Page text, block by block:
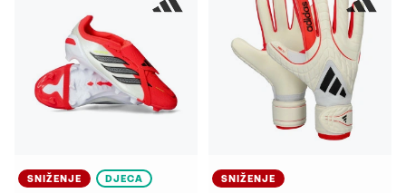
SNIŽENJE DJECA SNIŽENJE